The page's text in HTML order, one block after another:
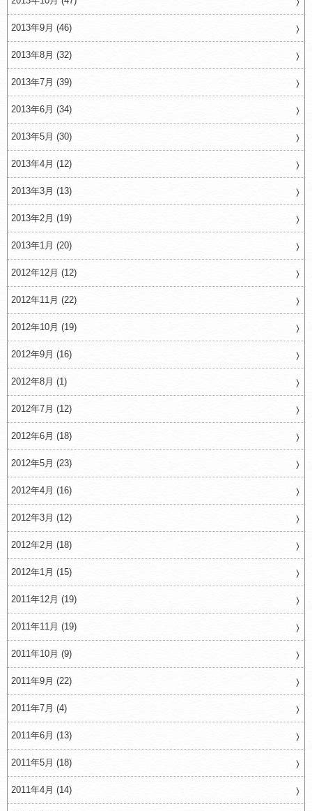
2013年9月 (46)
2013年8月 (32)
2013年7月 (39)
2013年6月 (34)
2013年5月 (30)
2013年4月 (12)
2013年3月 (13)
2013年2月 (19)
2013年1月 (20)
2012年12月 (12)
2012年11月 (22)
2012年10月 (19)
2012年9月 (16)
2012年8月 (1)
2012年7月 (12)
2012年6月 (18)
2012年5月 (23)
2012年4月 (16)
2012年3月 (12)
2012年2月 (18)
2012年1月 (15)
2011年12月 (19)
2011年11月 (19)
2011年10月 (9)
2011年9月 (22)
2011年7月 (4)
2011年6月 (13)
2011年5月 (18)
2011年4月 (14)